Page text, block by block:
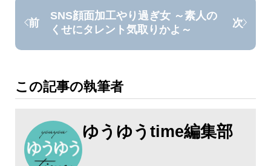
前
SNS顔面加工やり過ぎ女 ～素人の
くせにタレント気取りかよ～
次
この記事の執筆者
ゆうゆうtime編集部